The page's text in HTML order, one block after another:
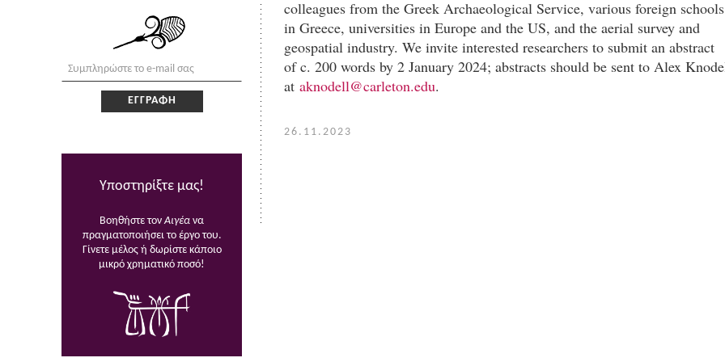
Υποστηρίξτε μας!
Βοηθήστε τονΑιγέα να
πραγματοποιήσει το έργο του.
Γίνετε μέλος ή δωρίστε κάποιο
μικρό χρηματικό ποσό!
colleagues from the Greek Archaeological Service, various foreign schools
in Greece, universities in Europe and the US, and the aerial survey and
geospatial industry. We invite interested researchers to submit an abstract
of c. 200 words by 2 January 2024; abstracts should be sent to Alex
at aknodell@carleton.edu.
26.11.2023